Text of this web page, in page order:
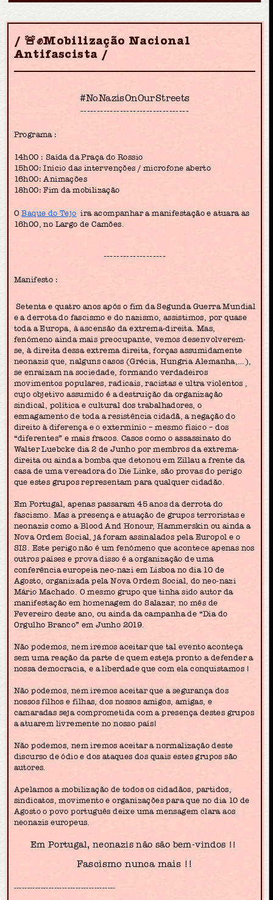
🚨✊Mobilização Nacional
Antifascista
#NoNazisOnOurStreets
---------------------------------
Programa :
14h00 : Saída da Praça do Rossio
15h00: Início das intervenções / microfone aberto
16h00: Animações
18h00: Fim da mobilização
OBaque do Tejo ira acompanhar a manifestação e atuara as
16h00, no Largo de Camões.
-------------------
Manifesto :
Setenta e quatro anos após o fim da Segunda Guerra Mundial
e a derrota do fascismo e do nazismo, assistimos, por quase
toda a Europa, à ascensão da extrema-direita. Mas,
fenómeno ainda mais preocupante, vemos desenvolverem-
se, à direita dessa extrema direita, forças assumidamente
neonazis que, nalguns casos (Grécia, Hungria Alemanha,…),
se enraízam na sociedade, formando verdadeiros
movimentos populares, radicais, racistas e ultra violentos ,
cujo objetivo assumido é a destruição da organização
sindical, política e cultural dos trabalhadores, o
esmagamento de toda a resistência cidadã, a negação do
direito à diferença e o extermínio – mesmo físico – dos
“diferentes” e mais fracos. Casos como o assassinato do
Walter Luebcke dia 2 de Junho por membros da extrema-
direita ou ainda a bomba que detonou em Zillau a frente da
casa de uma vereadora do Die Linke, são provas do perigo
que estes grupos representam para qualquer cidadão.
Em Portugal, apenas passaram 45 anos da derrota do
fascismo. Mas a presença e atuação de grupos terroristas e
neonazis como a Blood And Honour, Hammerskin ou ainda a
Nova Ordem Social, já foram assinalados pela Europol e o
SIS. Este perigo não é um fenómeno que acontece apenas nos
outros países e prova disso é a organização de uma
conferência europeia neo-nazi em Lisboa no dia 10 de
Agosto, organizada pela Nova Ordem Social, do neo-nazi
Mário Machado. O mesmo grupo que tinha sido autor da
manifestação em homenagem do Salazar, no mês de
Fevereiro deste ano, ou ainda da campanha de “Dia do
Orgulho Branco” em Junho 2019.
Não podemos, nem iremos aceitar que tal evento aconteça
sem uma reação da parte de quem esteja pronto a defender a
nossa democracia, e a liberdade que com ela conquistamos !
Não podemos, nem iremos aceitar que a segurança dos
nossos filhos e filhas, dos nossos amigos, amigas, e
camaradas seja comprometida com a presença destes grupos
a atuarem livremente no nosso país!
Não podemos, nem iremos aceitar a normalização deste
discurso de ódio e dos ataques dos quais estes grupos são
autores.
Apelamos a mobilização de todos os cidadãos, partidos,
sindicatos, movimento e organizações para que no dia 10 de
Agosto o povo português deixe uma mensagem clara aos
neonazis europeus.
Em Portugal, neonazis não são bem-vindos !!
Fascismo nunca mais !!
--------------------------------------